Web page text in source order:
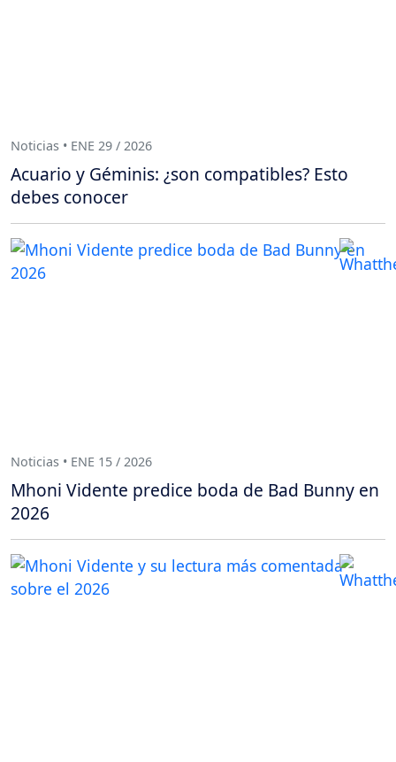
Noticias • ENE 29 / 2026
Acuario y Géminis: ¿son compatibles? Esto
debes conocer
Noticias • ENE 15 / 2026
Mhoni Vidente predice boda de Bad Bunny en
2026